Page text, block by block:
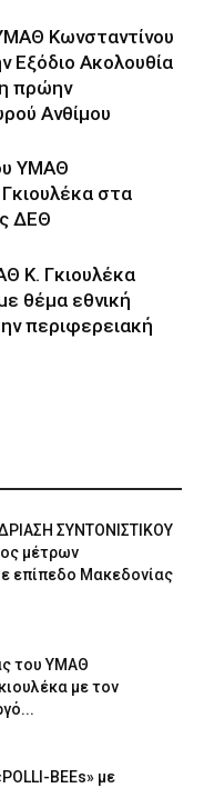
Κωνσταντίνου
Εξόδιο Ακολουθία
πρώην
Ανθίμου
ΥΜΑΘ
στα
ΔΕΘ
Κ. Γκιουλέκα
θέμα εθνική
περιφερειακή
ΣΥΝΤΟΝΙΣΤΙΚΟΥ
μέτρων
επίπεδο Μακεδονίας
του ΥΜΑΘ
με τον
BEEs» με